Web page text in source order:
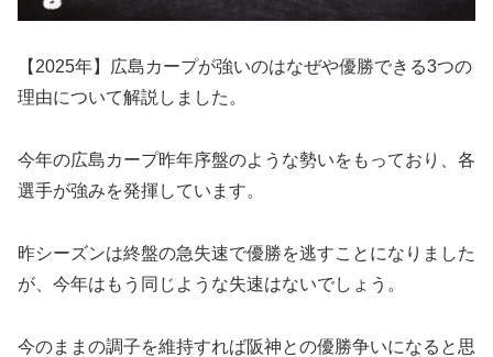
【2025年】広島カープが強いのはなぜや優勝できる3つの
理由について解説しました。
今年の広島カープ昨年序盤のような勢いをもっており、各
選手が強みを発揮しています。
昨シーズンは終盤の急失速で優勝を逃すことになりました
が、今年はもう同じような失速はないでしょう。
今のままの調子を維持すれば阪神との優勝争いになると思